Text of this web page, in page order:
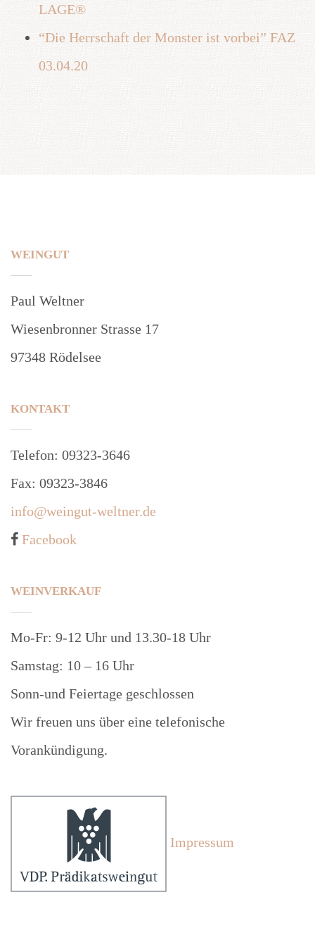
LAGE®
“Die Herrschaft der Monster ist vorbei” FAZ
03.04.20
WEINGUT
Paul Weltner
Wiesenbronner Strasse 17
97348 Rödelsee
KONTAKT
Telefon: 09323-3646
Fax: 09323-3846
info@weingut-weltner.de
Facebook
WEINVERKAUF
Mo-Fr: 9-12 Uhr und 13.30-18 Uhr
Samstag: 10 – 16 Uhr
Sonn-und Feiertage geschlossen
Wir freuen uns über eine telefonische
Vorankündigung.
Impressum